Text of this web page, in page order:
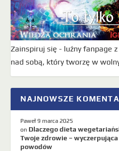
Zainspiruj się - luźny fanpage
nad sobą, który tworzę w
NAJNOWSZE
Paweł 9 marca 2025
on Dlaczego dieta
Twoje zdrowie –
powodów